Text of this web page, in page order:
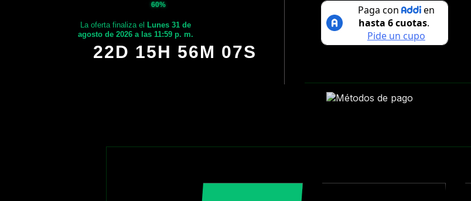
60%
La oferta finaliza elLunes 31 de
agosto de 2026 a las 11:59 p. m.
22D 15H 56M 06S